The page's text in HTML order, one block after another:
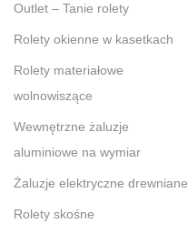
Outlet – Tanie rolety
Rolety okienne w kasetkach
Rolety materiałowe
wolnowiszące
Wewnętrzne żaluzje
aluminiowe na wymiar
Żaluzje elektryczne drewniane
Rolety skośne